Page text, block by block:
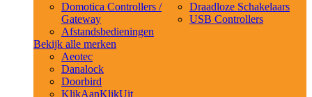
Domotica Controllers /
Gateway
Afstandsbedieningen
Draadloze Schakelaars
USB Controllers
Bekijk alle merken
Aeotec
Danalock
Doorbird
KlikAanKlikUit